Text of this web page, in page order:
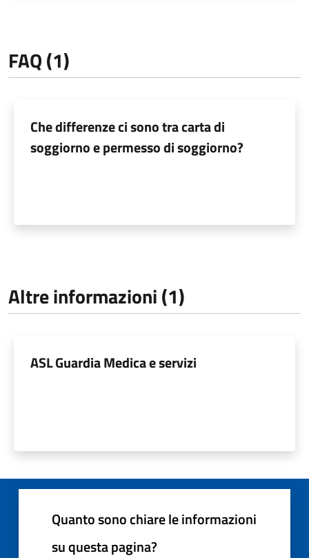
FAQ (1)
Che differenze ci sono tra carta di
soggiorno e permesso di soggiorno?
Altre informazioni (1)
ASL Guardia Medica e servizi
Quanto sono chiare le informazioni
su questa pagina?